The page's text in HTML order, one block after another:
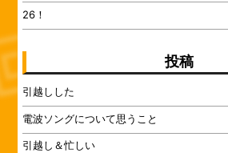
26！
投稿
引越しした
電波ソングについて思うこと
引越し＆忙しい